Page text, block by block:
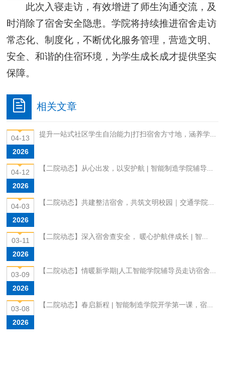
此次入寝走访，有效增进了师生沟通交流，及
时消除了宿舍安全隐患。学院将持续推进宿舍走访
常态化、制度化，不断优化服务管理，营造文明、
安全、和谐的住宿环境，为学生成长成才提供坚实
保障。
相关文章
04-13
2026
提升一站式社区学生自治能力|打扫宿舍方寸地，涵养学...
04-12
2026
【二院动态】从心出发，以安护航 | 智能制造学院辅导...
04-03
2026
【二院动态】共建整洁宿舍，共筑文明校园｜交通学院...
03-11
2026
【二院动态】深入宿舍查安全， 暖心护航伴成长 | 智...
03-09
2026
【二院动态】情暖新学期|人工智能学院辅导员走访宿舍...
03-08
2026
【二院动态】春启新程 | 智能制造学院开学第一课，宿...